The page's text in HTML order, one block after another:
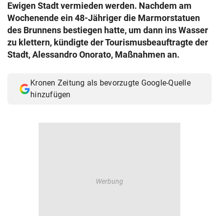
© Krone Multimedia GmbH & Co KG 2026
Muthgasse 2, 1190 Wien
Ewigen Stadt vermieden werden. Nachdem am
Wochenende ein 48-Jähriger die Marmorstatuen
des Brunnens bestiegen hatte, um dann ins Wasser
zu klettern, kündigte der Tourismusbeauftragte der
Stadt, Alessandro Onorato, Maßnahmen an.
Kronen Zeitung als bevorzugte Google-Quelle
hinzufügen